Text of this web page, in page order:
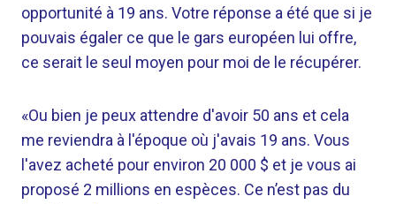
opportunité à 19 ans. Votre réponse a été que si je
pouvais égaler ce que le gars européen lui offre,
ce serait le seul moyen pour moi de le récupérer.
«Ou bien je peux attendre d'avoir 50 ans et cela
me reviendra à l'époque où j'avais 19 ans. Vous
l'avez acheté pour environ 20 000 $ et je vous ai
proposé 2 millions en espèces. Ce n’est pas du